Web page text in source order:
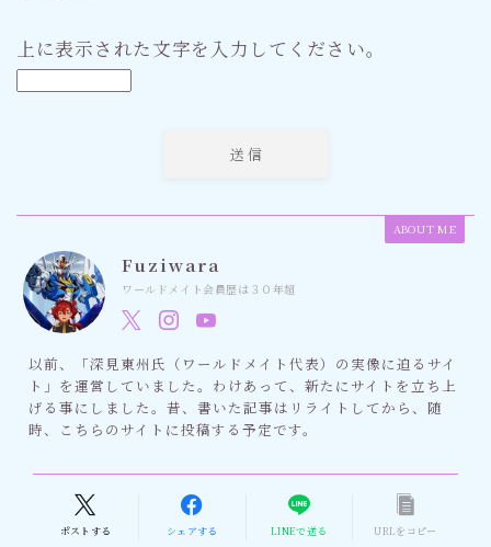
上に表示された文字を入力してください。
ABOUT ME
Fuziwara
ワールドメイト会員歴は３０年超
以前、「深見東州氏（ワールドメイト代表）の実像に迫るサイ
ト」を運営していました。わけあって、新たにサイトを立ち上
げる事にしました。昔、書いた記事はリライトしてから、随
時、こちらのサイトに投稿する予定です。
ポストする シェアする LINEで送る URLをコピー